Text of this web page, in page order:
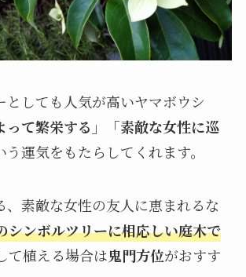
としても人気が高いヤマボウシ
って繁栄する」「素敵な女性に巡
う運気をもたらしてくれます。
、素敵な女性の友人に恵まれるな
シンボルツリーに相応しい庭木で
て植える場合は鬼門方位がおすす